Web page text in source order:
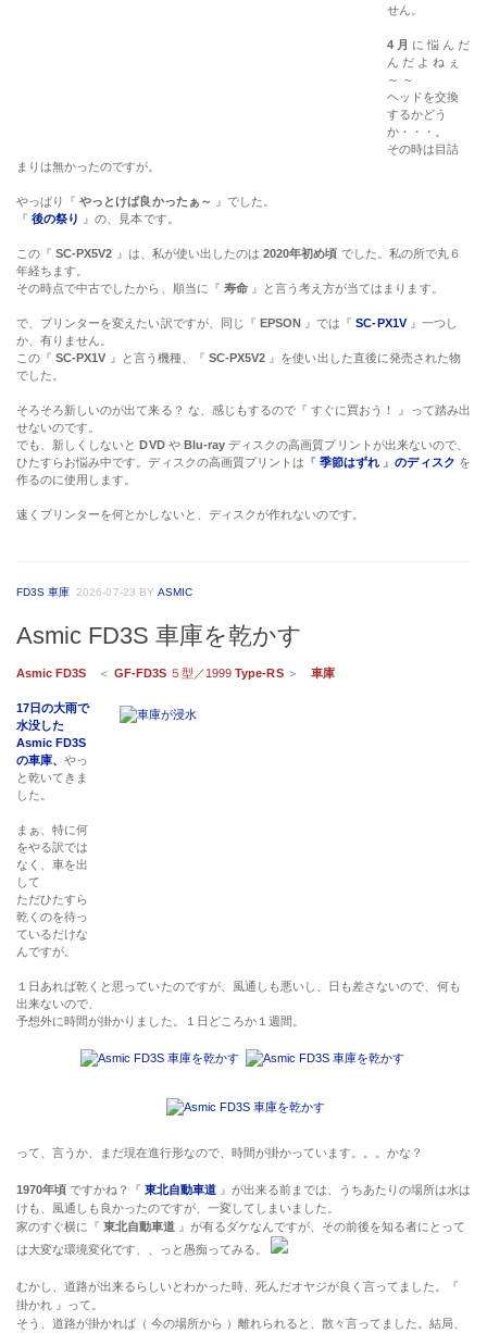
せん。
4 月 に 悩 ん だ
ん だ よ ね ぇ
～ ～
ヘッドを交換
するかどう
か・・・。
その時は目詰
まりは無かったのですが。
やっぱり『やっとけば良かったぁ～
』でした。
『後の祭り 』の、見本です。
この『SC-PX5V2 』は、私が使い出したのは2020年初め頃 でした。私の所で丸６
年経ちます。
その時点で中古でしたから、順当に『 寿命』と言う考え方が当てはまります。
で、プリンターを変えたい訳ですが、同じ『 EPSON 』では『SC-PX1V』一つし
か、有りません。
この『SC-PX1V 』と言う機種、『 SC-PX5V2 』を使い出した直後に発売された物
でした。
そろそろ新しいのが出て来る？ な、感じもするので『 すぐに買おう！ 』って踏み出
せないのです。
でも、新しくしないとDVDや Blu-ray ディスクの高画質プリントが出来ないので、
ひたすらお悩み中です。ディスクの高画質プリントは 『季節はずれ 』のディスク を
作るのに使用します。
速くプリンターを何とかしないと、ディスクが作れないのです。
FD3S 車庫 2026-07-23 BY ASMIC
Asmic FD3S 車庫を乾かす
Asmic FD3S ＜ GF-FD3S５型／1999Type-RS＞ 車庫
17日の大雨で
水没した
Asmic FD3S
の車庫、やっ
と乾いてきま
した。
まぁ、特に何
をやる訳では
なく、車を出
して
ただひたすら
乾くのを待っ
ているだけな
んですが。
１日あれば乾くと思っていたのですが、風通しも悪いし、日も差さないので、何も
出来ないので、
予想外に時間が掛かりました。１日どころか１週間。
って、言うか、まだ現在進行形なので、時間が掛かっています。。。かな？
1970年頃 ですかね？『 東北自動車道 』が出来る前までは、うちあたりの場所は水は
けも、風通しも良かったのですが、一変してしまいました。
家のすぐ横に『 東北自動車道 』が有るダケなんですが、その前後を知る者にとって
は大変な環境変化です、、っと愚痴ってみる。
むかし、道路が出来るらしいとわかった時、死んだオヤジが良く言ってました。『
掛かれ 』って。
そう、道路が掛かれば（ 今の場所から ）離れられると、散々言ってました。結局、